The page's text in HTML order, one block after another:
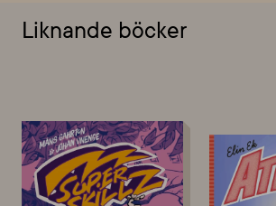
Liknande böcker